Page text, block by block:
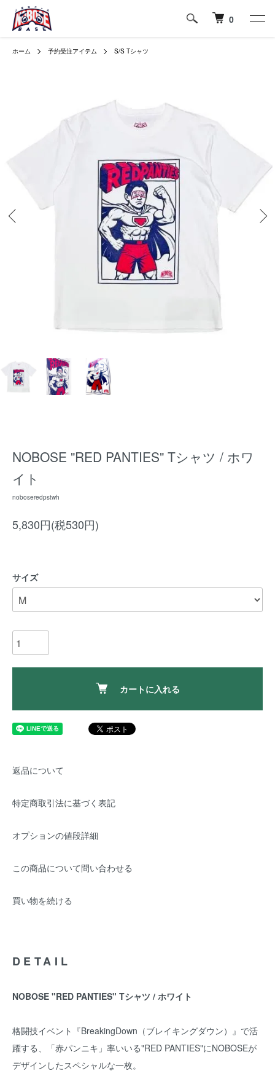
0
ホーム 予約受注アイテム S/S Tシャツ
NOBOSE "RED PANTIES" Tシャツ / ホワ
イト
noboseredpstwh
5,830円(税530円)
サイズ
カートに入れる
返品について
特定商取引法に基づく表記
オプションの値段詳細
この商品について問い合わせる
買い物を続ける
DETAIL
NOBOSE "RED PANTIES" Tシャツ / ホワイト
格闘技イベント『BreakingDown（ブレイキングダウン）』で活
躍する、「赤パンニキ」率いいる"RED PANTIES"にNOBOSEが
デザインしたスペシャルな一枚。